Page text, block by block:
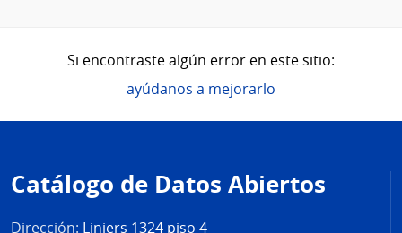
Si encontraste algún error en este sitio:
ayúdanos a mejorarlo
de
página
Catálogo de Datos Abiertos
Dirección: Liniers 1324 piso 4